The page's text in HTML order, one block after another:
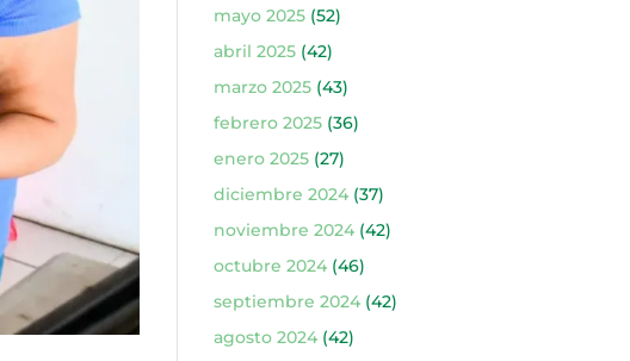
mayo 2025(52)
abril 2025(42)
marzo 2025(43)
febrero 2025(36)
enero 2025(27)
diciembre 2024(37)
noviembre 2024(42)
octubre 2024(46)
septiembre 2024(42)
agosto 2024(42)